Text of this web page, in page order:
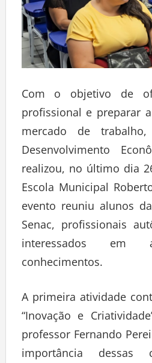
Com o objetivo de
profissional e preparar
mercado de
Desenvolvimento
realizou, no último dia
Escola Municipal
evento reuniu alunos
Senac, profissionais
interessados em
conhecimentos.
A primeira atividade
“Inovação e
professor Fernando
importância dessas